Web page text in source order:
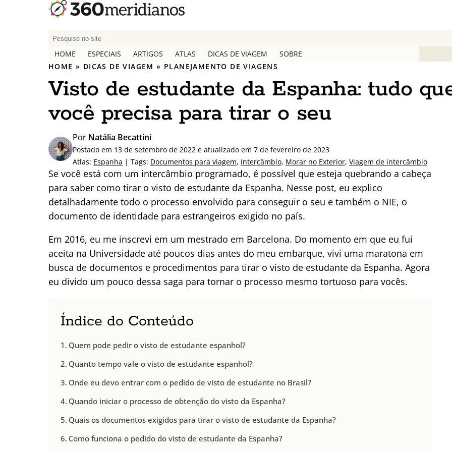
P
q
u
s
a
p
o
r
:
HOME ESPECIAIS ARTIGOS ATLAS DICAS DE VIAGEM
SOBRE
HOME » DICAS DE VIAGEM » PLANEJAMENTO DE VIAGENS
Visto de estudante da Espanha: tudo
você precisa para tirar o seu
Por Natália Becattini
Postado em 13 de setembro de 2022 e atualizado em 7 de fevereiro de 2023
Atlas: Espanha | Tags: Documentos para viagem, Intercâmbio, Morar no Exterior, Viagem de intercâmbio
Se você está com um intercâmbio programado, é possível que esteja quebrando a cabeça
para saber como tirar o visto de estudante da Espanha. Nesse post, eu explico
detalhadamente todo o processo envolvido para conseguir o seu e também o NIE, o
documento de identidade para estrangeiros exigido no país.
Em 2016, eu me inscrevi em um mestrado em Barcelona. Do momento em que eu fui
aceita na Universidade até poucos dias antes do meu embarque, vivi uma maratona em
busca de documentos e procedimentos para tirar o visto de estudante da Espanha. Agora
eu divido um pouco dessa saga para tornar o processo mesmo tortuoso para vocês.
Índice do Conteúdo
Quem pode pedir o visto de estudante espanhol?
Quanto tempo vale o visto de estudante espanhol?
Onde eu devo entrar com o pedido de visto de estudante no Brasil?
Quando iniciar o processo de obtenção do visto da Espanha?
Quais os documentos exigidos para tirar o visto de estudante da Espanha?
Como funciona o pedido do visto de estudante da Espanha?